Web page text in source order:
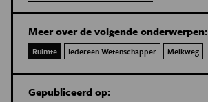
Meer over de volgende onderwerpen:
Ruimte Iedereen Wetenschapper Melkweg
Gepubliceerd op: